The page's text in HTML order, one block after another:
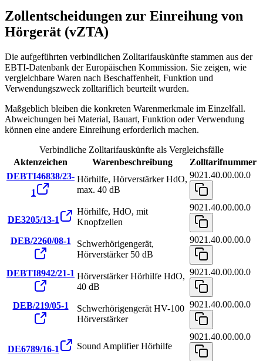
Zollentscheidungen zur Einreihung von
Hörgerät (vZTA)
Die aufgeführten verbindlichen Zolltarifauskünfte stammen aus der
EBTI-Datenbank der Europäischen Kommission. Sie zeigen, wie
vergleichbare Waren nach Beschaffenheit, Funktion und
Verwendungszweck zolltariflich beurteilt wurden.
Maßgeblich bleiben die konkreten Warenmerkmale im Einzelfall.
Abweichungen bei Material, Bauart, Funktion oder Verwendung
können eine andere Einreihung erforderlich machen.
Verbindliche Zolltarifauskünfte als Vergleichsfälle
Aktenzeichen
Warenbeschreibung
Zolltarifnummer
DEBTI46838/23-
1
Hörhilfe, Hörverstärker HdO,
max. 40 dB
9021.40.00.00.0
DE3205/13-1
Hörhilfe, HdO, mit
Knopfzellen
9021.40.00.00.0
DEB/2260/08-1
Schwerhörigengerät,
Hörverstärker 50 dB
9021.40.00.00.0
DEBTI8942/21-1 Hörverstärker Hörhilfe HdO,
40 dB
9021.40.00.00.0
DEB/219/05-1
Schwerhörigengerät HV-100
Hörverstärker
9021.40.00.00.0
DE6789/16-1 Sound Amplifier Hörhilfe
9021.40.00.00.0